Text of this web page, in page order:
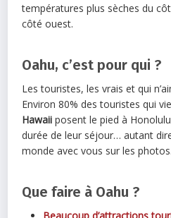
températures plus sèches du
côté ouest.
Oahu, c’est pour qui ?
Les touristes, les vrais et qui
Environ 80% des touristes qui
Hawaii posent le pied à
durée de leur séjour… autant
monde avec vous sur les photos.
Que faire à Oahu ?